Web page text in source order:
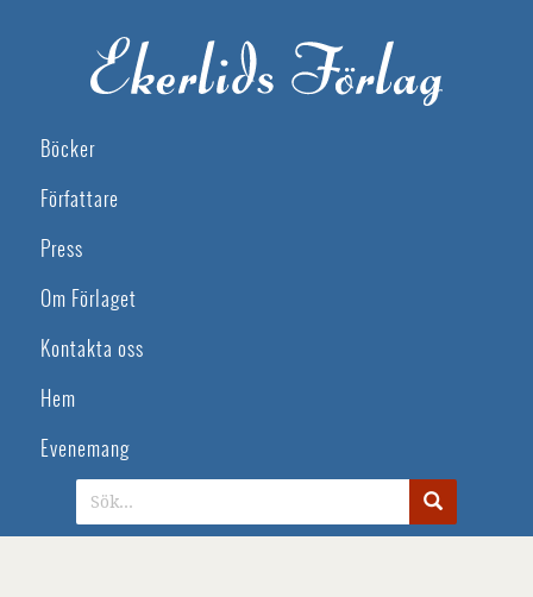
Böcker
Författare
Press
Om Förlaget
Kontakta oss
Hem
Evenemang